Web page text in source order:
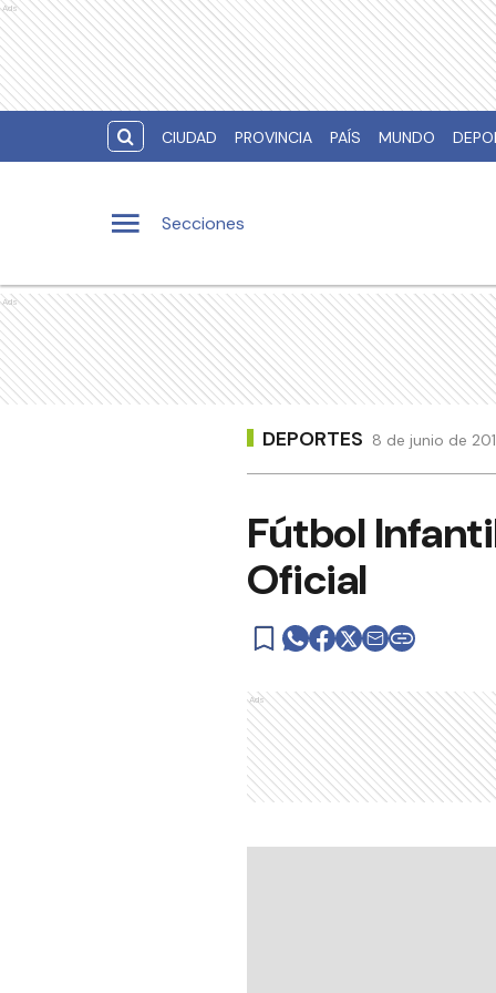
Ads
CIUDAD PROVINCIA PAÍS MUNDO
Secciones
Ads
DEPORTES 8 de junio de
Fútbol
Oficial
Ads